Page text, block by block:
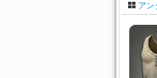
アン